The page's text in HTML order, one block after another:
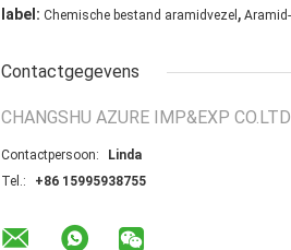
label: Chemische bestand aramidvezel ,
Contactgegevens
CHANGSHU AZURE IMP&EXP CO.LTD
Contactpersoon:
Linda
Tel.:
+86 15995938755